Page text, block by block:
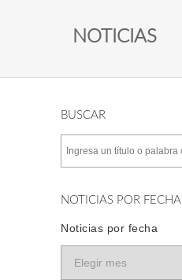
NOTICIAS
BUSCAR
NOTICIAS POR FECHA
Noticias por fecha